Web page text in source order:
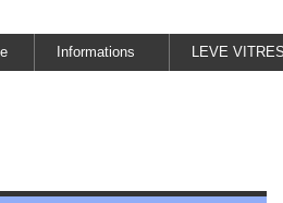
Informations LEVE